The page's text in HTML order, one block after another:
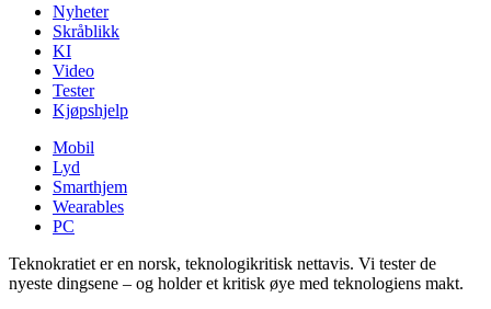
Nyheter
Skråblikk
KI
Video
Tester
Kjøpshjelp
Mobil
Lyd
Smarthjem
Wearables
PC
Teknokratiet er en norsk, teknologikritisk nettavis. Vi tester de
nyeste dingsene – og holder et kritisk øye med teknologiens makt.